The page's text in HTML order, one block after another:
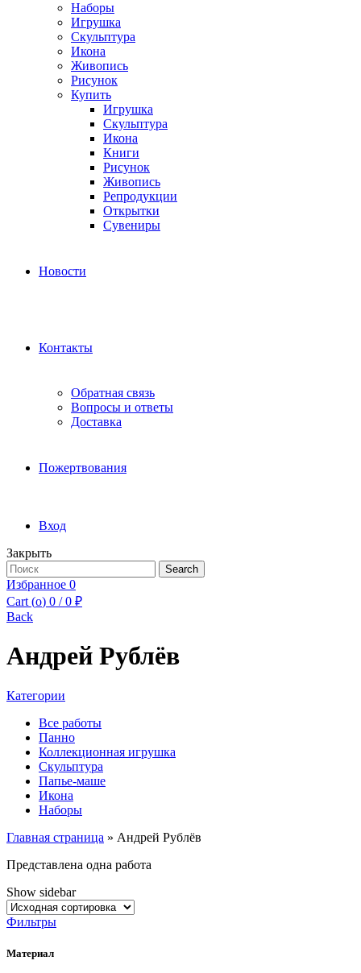
Наборы
Игрушка
Скульптура
Икона
Живопись
Рисунок
Купить
Игрушка
Скульптура
Икона
Книги
Рисунок
Живопись
Репродукции
Открытки
Сувениры
Новости
Контакты
Обратная связь
Вопросы и ответы
Доставка
Пожертвования
Вход
Закрыть
Search
for:
Search
Избранное 0
Cart (o) 0 / 0 ₽
Back
Андрей Рублёв
Категории
Все работы
Панно
Коллекционная игрушка
Скульптура
Папье-маше
Икона
Наборы
Главная страница » Андрей Рублёв
Представлена одна работа
Show sidebar
Фильтры
Материал